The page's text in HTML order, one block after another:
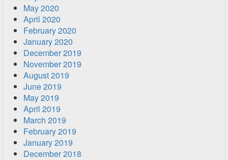
May 2020
April 2020
February 2020
January 2020
December 2019
November 2019
August 2019
June 2019
May 2019
April 2019
March 2019
February 2019
January 2019
December 2018